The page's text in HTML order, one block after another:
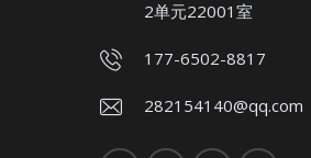
2单元22001室
177-6502-8817
282154140@qq.com